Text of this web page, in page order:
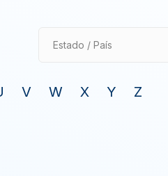
Estado / País
V W X Y Z